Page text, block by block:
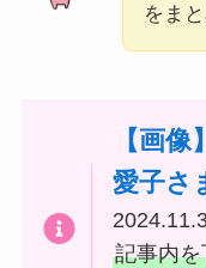
をま
【画
愛子さ
記事内